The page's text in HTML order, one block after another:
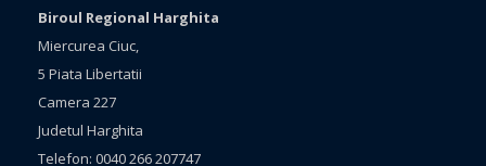
Biroul Regional Harghita
Miercurea Ciuc,
5 Piata Libertatii
Camera 227
Judetul Harghita
Telefon: 0040 266 207747